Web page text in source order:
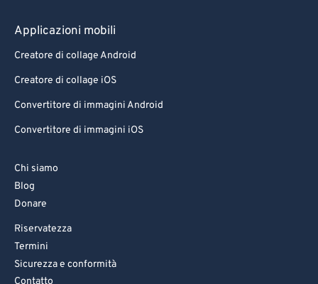
Applicazioni mobili
Creatore di collage Android
Creatore di collage iOS
Convertitore di immagini Android
Convertitore di immagini iOS
Chi siamo
Blog
Donare
Riservatezza
Termini
Sicurezza e conformità
Contatto